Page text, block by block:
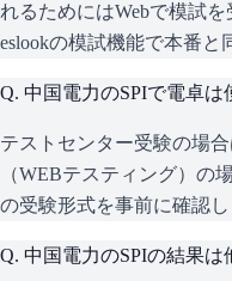
れるためにはWebで模試
eslookの模試機能で本番と
Q. 中国電力のSPIで電卓は
テストセンター受験の場
（WEBテスティング）の
の受験形式を事前に確認し
Q. 中国電力のSPIの結果は